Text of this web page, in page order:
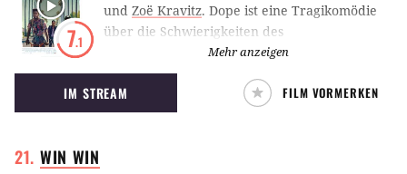
7.1
und Zoë Kravitz. Dope ist eine Tragikomödie
über die Schwierigkeiten des
Erwachsenwerdens, in der ein Nerd versucht,
die Drogenszene seines Viertels zu meiden,
obwohl er dafür die falsche Hautfarbe zu
haben scheint.
Mehr anzeigen
IM STREAM FILM VORMERKEN
WIN WIN